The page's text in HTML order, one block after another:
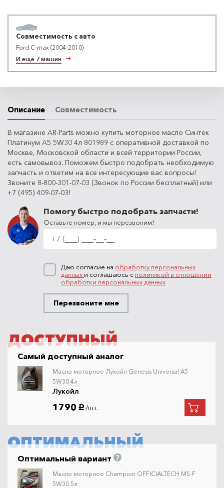
Совместимость с авто
Ford C-max (2004-2010)
И еще 7 машин
Описание Совместимость
В магазине AR-Parts можно купить моторное масло Синтек
Платинум A5 5W30 4л 801989 с оперативной доставкой по
Москве, Московской области и всей территории России,
есть самовывоз. Поможем быстро подобрать необходимую
запчасть и ответим на все интересующие вас вопросы!
Звоните 8-800-301-07-03 (Звонок по России бесплатный) или
+7 (495) 409-07-03!
Помогу быстро подобрать запчасти!
Оставьте номер, и мы перезвоним!
Даю согласие на обработку персональных
данных и соглашаюсь с политикой в отношении
обработки персональных данных
Перезвоните мне
ДОСТУПНЫЙ
Самый доступный аналог
Масло моторное Лукойл Genesis Universal A5
5W30 4л
Лукойл
1790 руб. /шт.
ОПТИМАЛЬНЫЙ
Оптимальный вариант
Масло моторное Champion OFFICIALTECH MS-F
5W30 5л